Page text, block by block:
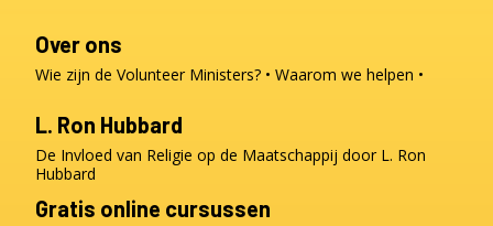
Over ons
Wie zijn de Volunteer Ministers? Waarom we helpen
L. Ron Hubbard
De Invloed van Religie op de Maatschappij door L. Ron
Hubbard
Gratis online cursussen